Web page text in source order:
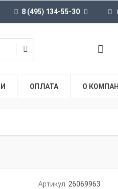
8 (495) 134-55-30
ОПЛАТА О
Артикул: 26069963